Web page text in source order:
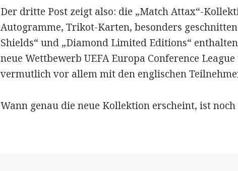
Der dritte Post zeigt also: die „Match Attax“-
Autogramme, Trikot-Karten, besonders
Shields“ und „Diamond Limited Editions“
neue Wettbewerb UEFA Europa Conference
vermutlich vor allem mit den englischen
Wann genau die neue Kollektion erscheint, ist